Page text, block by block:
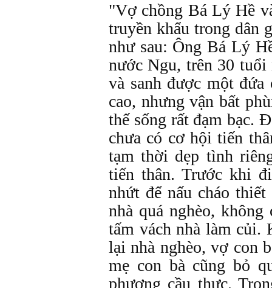
"Vợ chồng Bá Lý Hề
truyền khẩu trong dân
như sau: Ông Bá Lý
nước Ngu, trên 30
và sanh được một
cao, nhưng vận bất
thế sống rất đạm bạc.
chưa có cơ hội tiến
tạm thời dẹp tình
tiến thân. Trước khi
nhứt để nấu cháo
nhà quá nghèo,
tấm vách nhà làm củi.
lại nhà nghèo, vợ con
mẹ con bà cũng bỏ
phương cầu thực.